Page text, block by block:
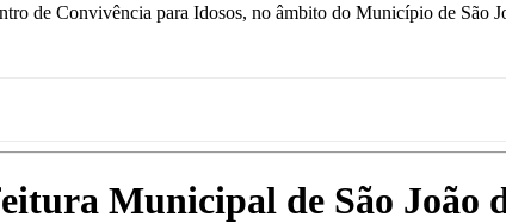
de Convivência para Idosos, no âmbito do Município de São
Municipal de São João